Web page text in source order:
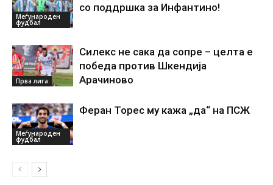
Меѓународен
фудбал
со поддршка за Инфантино!
Прва лига
Силекс не сака да сопре – целта е
победа против Шкендија
Арачиново
Меѓународен
фудбал
Феран Торес му кажа „да“ на ПСЖ